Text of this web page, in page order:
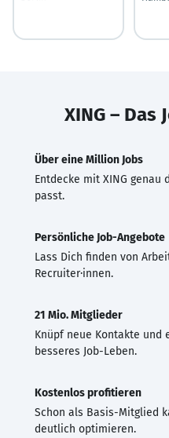
XING – Das
Über eine Million Jobs
Entdecke mit XING genau
passt.
Persönliche Job-Angebote
Lass Dich finden von
Recruiter·innen.
21 Mio. Mitglieder
Knüpf neue Kontakte und
besseres Job-Leben.
Kostenlos profitieren
Schon als Basis-Mitglied
deutlich optimieren.